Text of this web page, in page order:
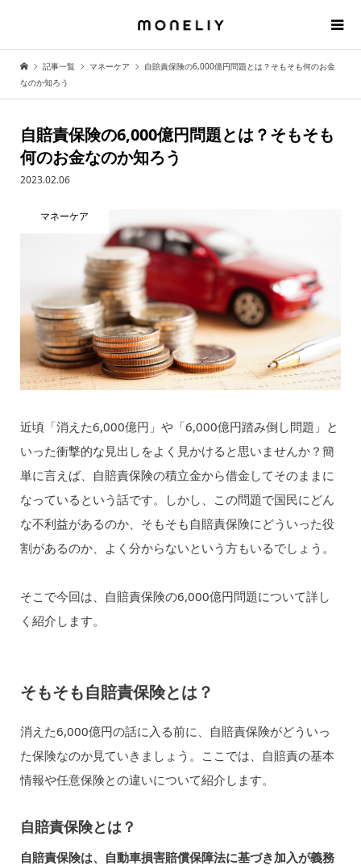
記事一覧 マネーケア
自賠責保険の6,000億円問題とは？そもそも何のお金
なのか知ろう
自賠責保険の6,000億円問題とは？そもそも
何のお金なのか知ろう
2023.02.06
マネーケア
近頃「消えた6,000億円」や「6,000億円踏み倒し問題」と
いった衝撃的な見出しをよく見かけると思いませんか？簡
単に言えば、自賠責保険の積立金から借金してそのままに
なっているという話です。しかし、この問題で国民にどん
な不利益があるのか、そもそも自賠責保険にどういった役
割があるのか、よく分からないという方もいるでしょう。
そこで今回は、自賠責保険の6,000億円問題について詳し
く紹介します。
そもそも自賠責保険とは？
消えた6,000億円の話に入る前に、自賠責保険がどういっ
た保険なのか見ていきましょう。ここでは、自賠責の基本
情報や任意保険との違いについて紹介します。
自賠責保険とは？
自賠責保険は、自動車損害賠償保障法に基づき加入が義務